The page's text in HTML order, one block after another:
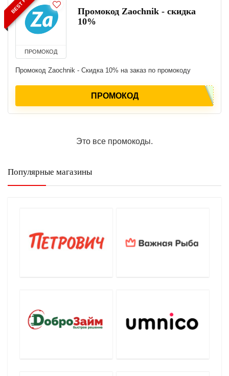
ПРОМОКОД
Промокод Zaochnik - скидка
10%
Промокод Zaochnik - Скидка 10% на заказ по промокоду
ПРОМОКОД
Это все промокоды.
Популярные магазины